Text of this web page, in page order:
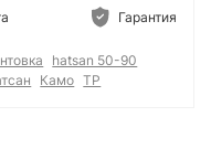
Гарантия
hatsan 50-90
Камо ТР